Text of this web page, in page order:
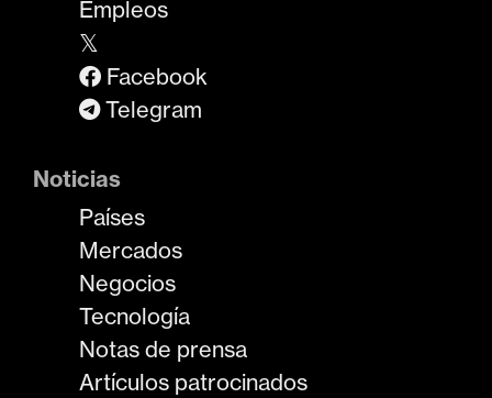
Empleos
𝕏
Facebook
Telegram
Noticias
Países
Mercados
Negocios
Tecnología
Notas de prensa
Artículos patrocinados